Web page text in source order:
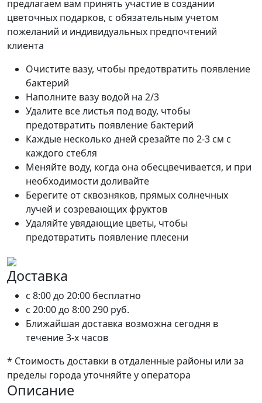
предлагаем вам принять участие в создании
цветочных подарков, с обязательным учетом
пожеланий и индивидуальных предпочтений
клиента
Очистите вазу, чтобы предотвратить появление
бактерий
Наполните вазу водой на 2/3
Удалите все листья под воду, чтобы
предотвратить появление бактерий
Каждые несколько дней срезайте по 2-3 см с
каждого стебля
Меняйте воду, когда она обесцвечивается, и при
необходимости доливайте
Берегите от сквозняков, прямых солнечных
лучей и созревающих фруктов
Удаляйте увядающие цветы, чтобы
предотвратить появление плесени
Доставка
c 8:00 до 20:00 бесплатно
c 20:00 до 8:00290 руб.
Ближайшая доставка возможна сегодня в
течение 3-х часов
* Стоимость доставки в отдаленные районы или за
пределы города уточняйте у оператора
Описание